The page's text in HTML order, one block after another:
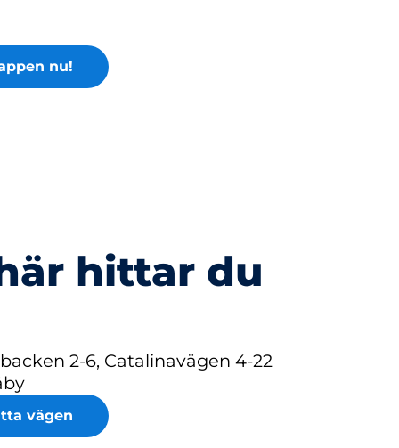
nu!
hittar du
2-6, Catalinavägen 4-22
vägen